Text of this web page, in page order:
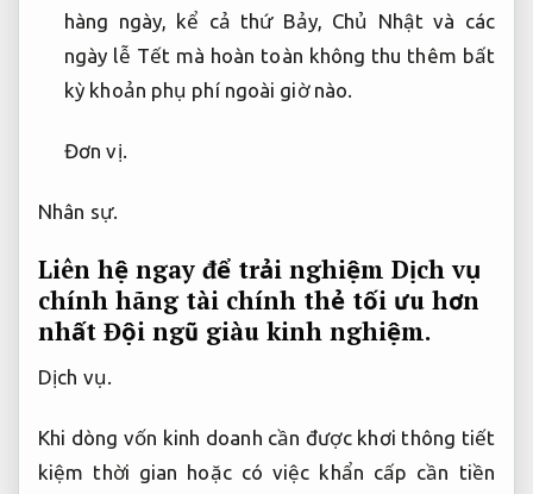
hàng ngày, kể cả thứ Bảy, Chủ Nhật và các
ngày lễ Tết mà hoàn toàn không thu thêm bất
kỳ khoản phụ phí ngoài giờ nào.
Đơn vị.
Nhân sự.
Liên hệ ngay để trải nghiệm Dịch vụ
chính hãng tài chính thẻ tối ưu hơn
nhất Đội ngũ giàu kinh nghiệm.
Dịch vụ.
Khi dòng vốn kinh doanh cần được khơi thông tiết
kiệm thời gian hoặc có việc khẩn cấp cần tiền